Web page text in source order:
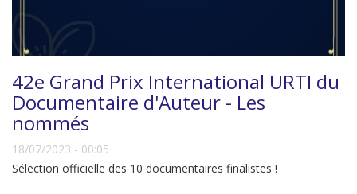
42e Grand Prix International URTI du
Documentaire d'Auteur - Les
nommés
18/07/2023 - 00:05
Sélection officielle des 10 documentaires finalistes !